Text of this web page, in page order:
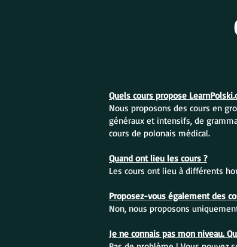
Quels cours propose
Nous proposons des cours en
généraux et intensifs, de
cours de polonais médical.
Quand ont lieu les cours ?
Les cours ont lieu à différents
Proposez-vous également des
Non, nous proposons
Je ne connais pas mon niveau.